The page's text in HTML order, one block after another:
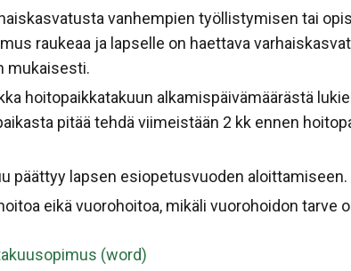
vanhempien työllistymisen tai
raukeaa ja lapselle on haettava
mukaisesti.
hoitopaikkatakuun alkamispäivämäärästä
pitää tehdä viimeistään 2 kk ennen
päättyy lapsen esiopetusvuoden aloittamiseen.
eikä vuorohoitoa, mikäli vuorohoidon tarve
(word)